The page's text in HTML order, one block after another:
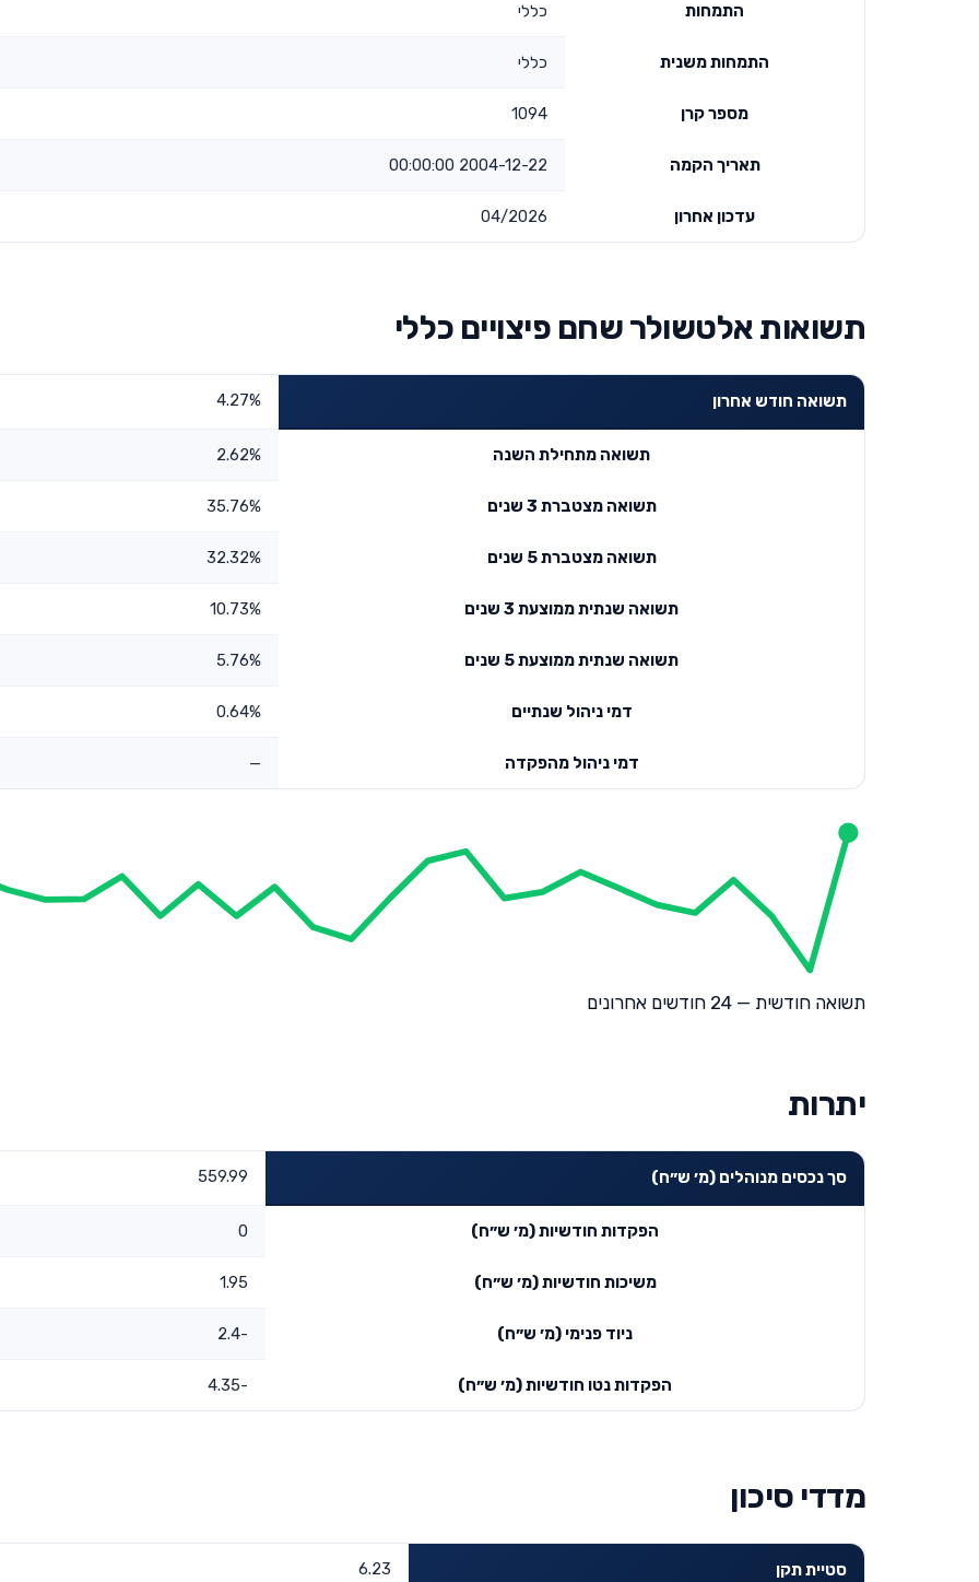
התמחות כללי
התמחות משנית כללי
מספר קרן 1094
תאריך הקמה 2004-12-22 00:00:00
עדכון אחרון 04/2026
תשואות אלטשולר שחם פיצויים כללי
תשואה חודש אחרון 4.27%
תשואה מתחילת השנה 2.62%
תשואה מצטברת 3 שנים 35.76%
תשואה מצטברת 5 שנים 32.32%
תשואה שנתית ממוצעת 3 שנים 10.73%
תשואה שנתית ממוצעת 5 שנים 5.76%
דמי ניהול שנתיים 0.64%
דמי ניהול מהפקדה —
תשואה חודשית — 24 חודשים אחרונים
יתרות
סך נכסים מנוהלים (מ׳ ש״ח) 559.99
הפקדות חודשיות (מ׳ ש״ח) 0
משיכות חודשיות (מ׳ ש״ח) 1.95
ניוד פנימי (מ׳ ש״ח) -2.4
הפקדות נטו חודשיות (מ׳ ש״ח) -4.35
מדדי סיכון
סטיית תקן 6.23